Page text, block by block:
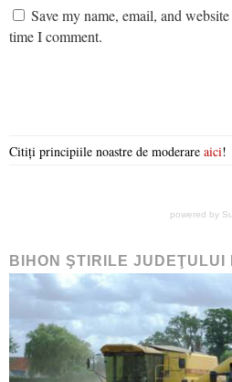
Save my name, email, and
time I comment.
Citiți principiile noastre de moderare aici!
powered by
BIHON ŞTIRILE JUDEŢULUI